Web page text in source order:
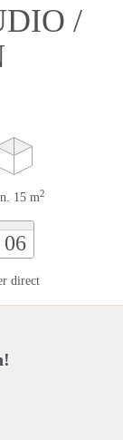
/
15 m2
06
direct